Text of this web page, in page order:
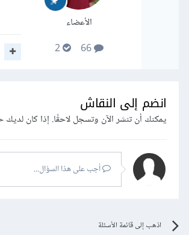
الأعضاء
66
2
انضم إلى النقاش
يمكنك أن تنشر الآن وتسجل لاحقًا. إذا كان
أجب على هذا السؤال...
اذهب إلى قائمة الأسئلة